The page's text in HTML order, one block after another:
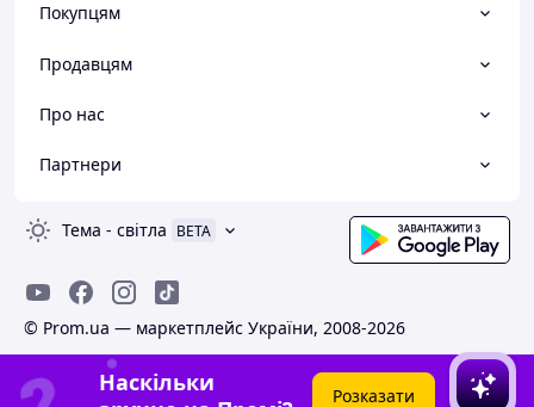
Покупцям
Продавцям
Про нас
Партнери
Тема - світла BETA
© Prom.ua — маркетплейс України, 2008-2026
Наскільки
Розказати